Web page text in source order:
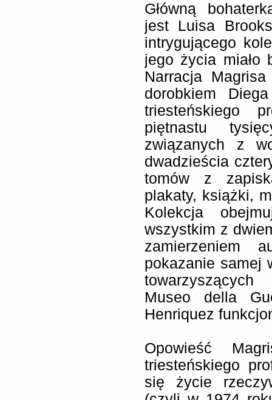
Główną
jest Luisa
intrygującego
jego życia miało
Narracja
dorobkiem
triesteńskiego
piętnastu
związanych z
dwadzieścia
tomów z
plakaty, książki,
Kolekcja
wszystkim z
zamierzeniem
pokazanie samej
Museo della
Henriquez
Opowieść
triesteńskiego
się życie